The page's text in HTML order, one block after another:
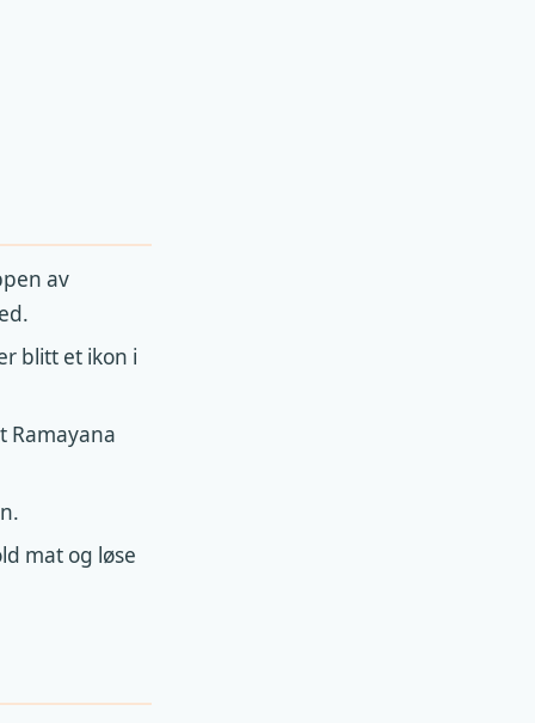
av
blitt et ikon i
Ramayana
mat og løse